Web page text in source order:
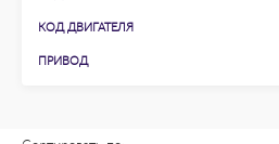
КОД ДВИГАТЕЛЯ
ПРИВОД